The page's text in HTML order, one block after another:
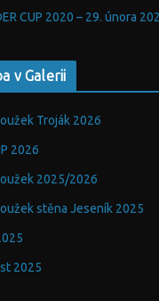
CUP 2020 – 29. února
v Galerii
Troják 2026
2026
2025/2026
stěna Jeseník 2025
2025